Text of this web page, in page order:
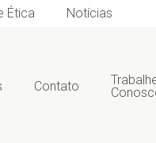
Ética Notícias
Contato